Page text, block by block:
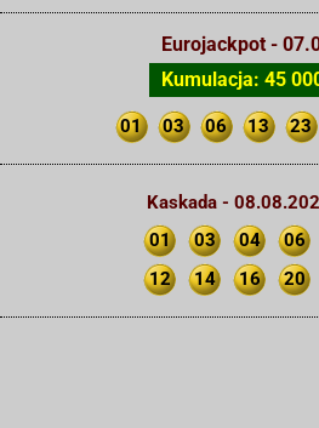
Eurojackpot -
Kumulacja: 45
01 03 06 13 23
Kaskada -
01
03 04 06
12
14 16 20